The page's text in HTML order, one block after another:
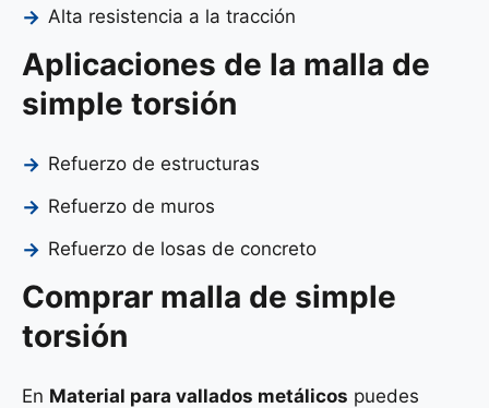
Alta resistencia a la tracción
Aplicaciones de la malla de
simple torsión
Refuerzo de estructuras
Refuerzo de muros
Refuerzo de losas de concreto
Comprar malla de simple
torsión
En Material para vallados metálicos puedes